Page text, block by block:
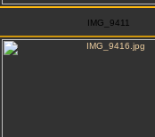
IMG_9411